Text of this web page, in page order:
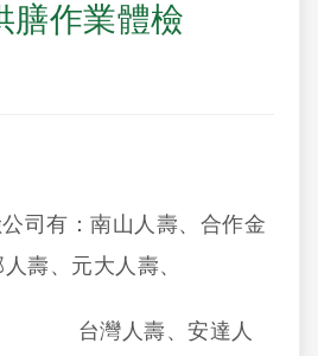
膳作業體檢
司有：南山人壽、合作金
壽、元大人壽、
、安達人